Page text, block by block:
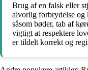
Brug af en falsk eller
alvorlig forbrydelse og
såsom bøder, tab af
vigtigt at respektere
er tildelt korrekt og